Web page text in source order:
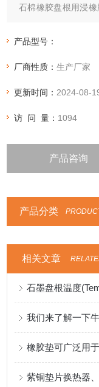
石棉橡胶盘根用浸
丝、铅丝、不锈钢丝
产品型号：
厂商性质：生产厂家
更新时间： 2024-08-
访 问 量： 1094
产品咨询
产品分类
相关文章
石墨盘根温度
我们来了解一下
紫铜垫片换热器